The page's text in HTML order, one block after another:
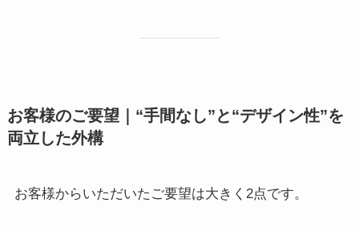
お客様のご要望｜“手間なし”と“デザイン性”を
両立した外構
お客様からいただいたご要望は大きく2点です。